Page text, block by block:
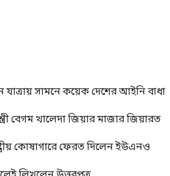
সামনে কয়েক দেশের আইনি বাধা
বেগম খালেদা জিয়ার মাজার জিয়ারত
কোষাগারে ফেরত দিলেন ইউএনও